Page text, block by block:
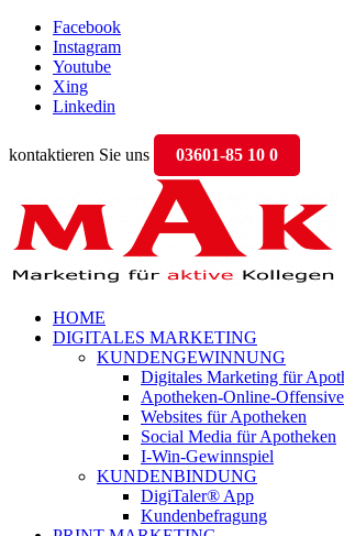
Facebook
Instagram
Youtube
Xing
Linkedin
kontaktieren Sie uns 03601-85 10 0
HOME
DIGITALES MARKETING
KUNDENGEWINNUNG
Digitales Marketing für
Apotheken-Online-Offensive
Websites für Apotheken
Social Media für Apotheken
I-Win-Gewinnspiel
KUNDENBINDUNG
DigiTaler® App
Kundenbefragung